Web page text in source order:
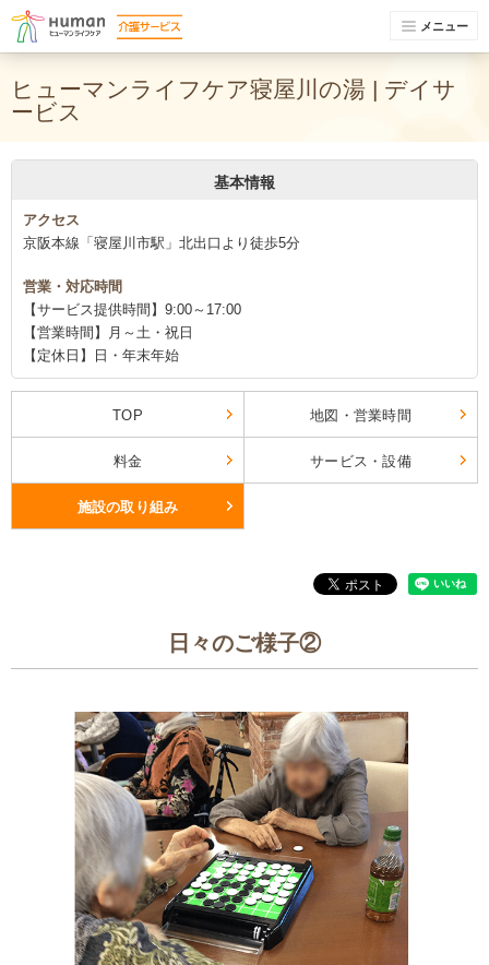
メニュー
ヒューマンライフケア寝屋川の湯 | デイサ
ービス
基本情報
アクセス
京阪本線「寝屋川市駅」北出口より徒歩5分
営業・対応時間
【サービス提供時間】9:00～17:00
【営業時間】月～土・祝日
【定休日】日・年末年始
TOP 地図・営業時間
料金 サービス・設備
施設の取り組み
日々のご様子②